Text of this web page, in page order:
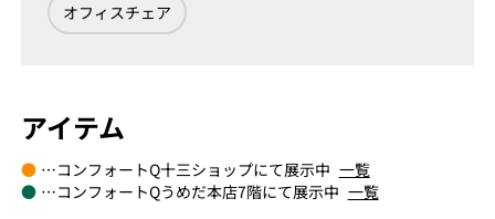
オフィスチェア
アイテム
●…コンフォートQ十三ショップにて展示中 一覧
●…コンフォートQうめだ本店7階にて展示中 一覧